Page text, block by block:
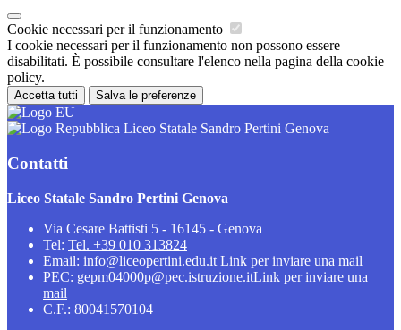
Cookie necessari per il funzionamento
I cookie necessari per il funzionamento non possono essere
disabilitati. È possibile consultare l'elenco nella pagina della cookie
policy.
Accetta tutti Salva le preferenze
Liceo Statale Sandro Pertini Genova
Contatti
Liceo Statale Sandro Pertini Genova
Via Cesare Battisti 5 - 16145 - Genova
Tel: Tel. +39 010 313824
Email: info@liceopertini.edu.it Link per inviare una mail
PEC: gepm04000p@pec.istruzione.itLink per inviare una
mail
C.F.: 80041570104